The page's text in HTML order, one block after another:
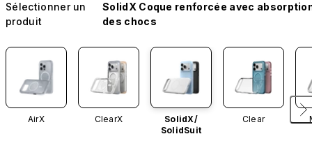
Sélectionner un
produit
SolidX Coque renforcée avec
des chocs
AirX ClearX
SolidX/
SolidSuit
Clear